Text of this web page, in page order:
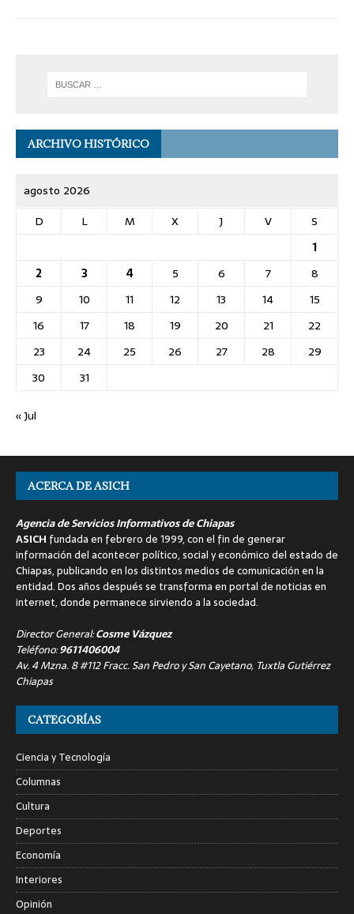
ARCHIVO HISTÓRICO
agosto 2026
D
L M X J V
S
1
2
3 4 5 6 7
8
9
10 11 12 13 14
15
16
17 18 19 20 21
22
23
24 25 26 27 28
29
30
31
« Jul
ACERCA DE ASICH
Agencia de Servicios Informativos de Chiapas
ASICH fundada en febrero de 1999, con el fin de generar
información del acontecer político, social y económico del estado de
Chiapas, publicando en los distintos medios de comunicación en la
entidad. Dos años después se transforma en portal de noticias en
internet, donde permanece sirviendo a la sociedad.
Director General:Cosme Vázquez
Teléfono:9611406004
Av. 4 Mzna. 8 #112 Fracc. San Pedro y San Cayetano, Tuxtla Gutiérrez
Chiapas
CATEGORÍAS
Ciencia y Tecnología
Columnas
Cultura
Deportes
Economía
Interiores
Opinión